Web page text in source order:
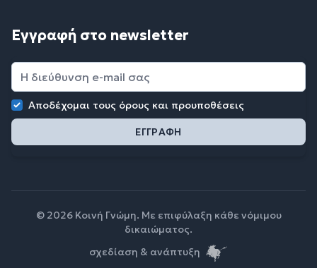
Εγγραφή στο newsletter
Αποδέχομαι τους όρους και προυποθέσεις
© 2026 Κοινή Γνώμη. Με επιφύλαξη κάθε νόμιμου
δικαιώματος.
σχεδίαση & ανάπτυξη